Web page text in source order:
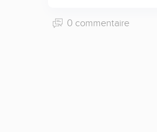
0 commentaire